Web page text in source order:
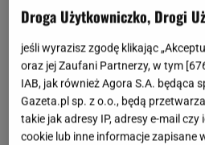
Droga Użytkowniczko, Drogi
jeśli wyrazisz zgodę klikając
oraz jej Zaufani Partnerzy, w tym [
IAB, jak również Agora S.A. będąca
Gazeta.pl sp. z o.o., będą
takie jak adresy IP, adresy e-mail
cookie lub inne informacje zapisane